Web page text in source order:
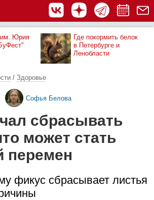
им. Юрия
Где покормить белок
в Петербурге и
Ленобласти
/ Здоровье
Софья Белова
сбрасывать
может стать
перемен
фикус сбрасывает листья